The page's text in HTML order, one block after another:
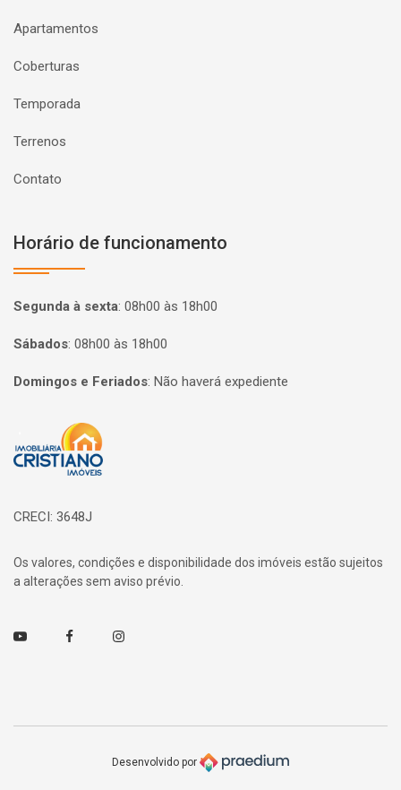
Apartamentos
Coberturas
Temporada
Terrenos
Contato
Horário de funcionamento
Segunda à sexta: 08h00 às 18h00
Sábados: 08h00 às 18h00
Domingos e Feriados: Não haverá expediente
Página inicial
CRECI: 3648J
Os valores, condições e disponibilidade dos imóveis estão sujeitos
a alterações sem aviso prévio.
Youtube FacebookInstagram
Desenvolvido por